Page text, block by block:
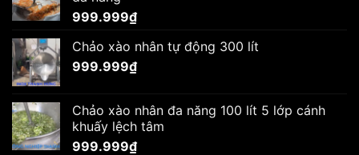
999.999₫
Chảo xào nhân tự động 300 lít
999.999₫
Chảo xào nhân đa năng 100 lít 5 lớp cánh
khuấy lệch tâm
999.999₫